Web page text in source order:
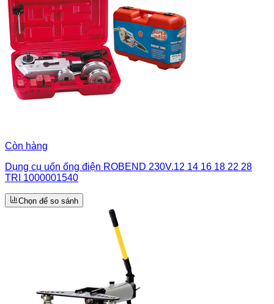
Còn hàng
Dụng cụ uốn ống điện ROBEND 230V.12 14 16 18 22 28
TRI 1000001540
Chọn để so sánh